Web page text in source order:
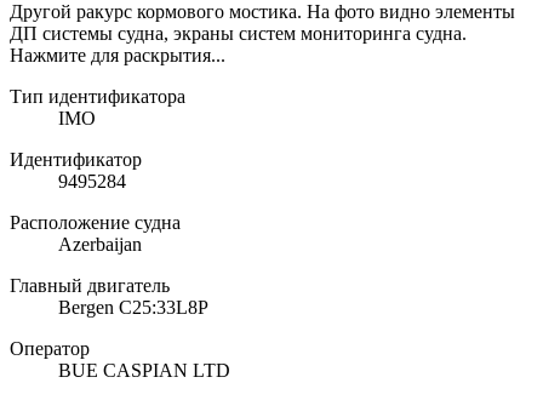
Другой ракурс кормового мостика. На фото видно элементы
ДП системы судна, экраны систем мониторинга судна.
Нажмите для раскрытия...
Тип идентификатора
IMO
Идентификатор
9495284
Расположение судна
Azerbaijan
Главный двигатель
Bergen C25:33L8P
Оператор
BUE CASPIAN LTD